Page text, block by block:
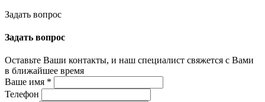
Задать вопрос
Задать вопрос
Оставьте Ваши контакты, и наш специалист свяжется с Вами
в ближайшее время
Ваше имя *
Телефон